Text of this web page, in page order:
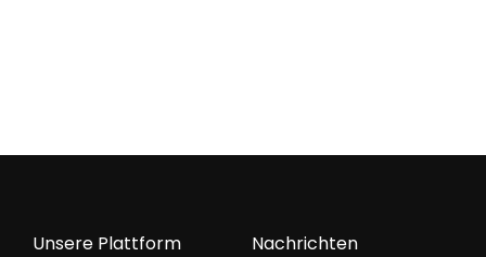
Nachrichten
Unsere Plattform